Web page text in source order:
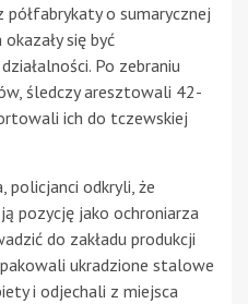
o sumarycznej
się być
Po zebraniu
śledczy aresztowali 42-
ich do tczewskiej
policjanci odkryli, że
pozycję jako ochroniarza
do zakładu produkcji
ukradzione stalowe
i odjechali z miejsca